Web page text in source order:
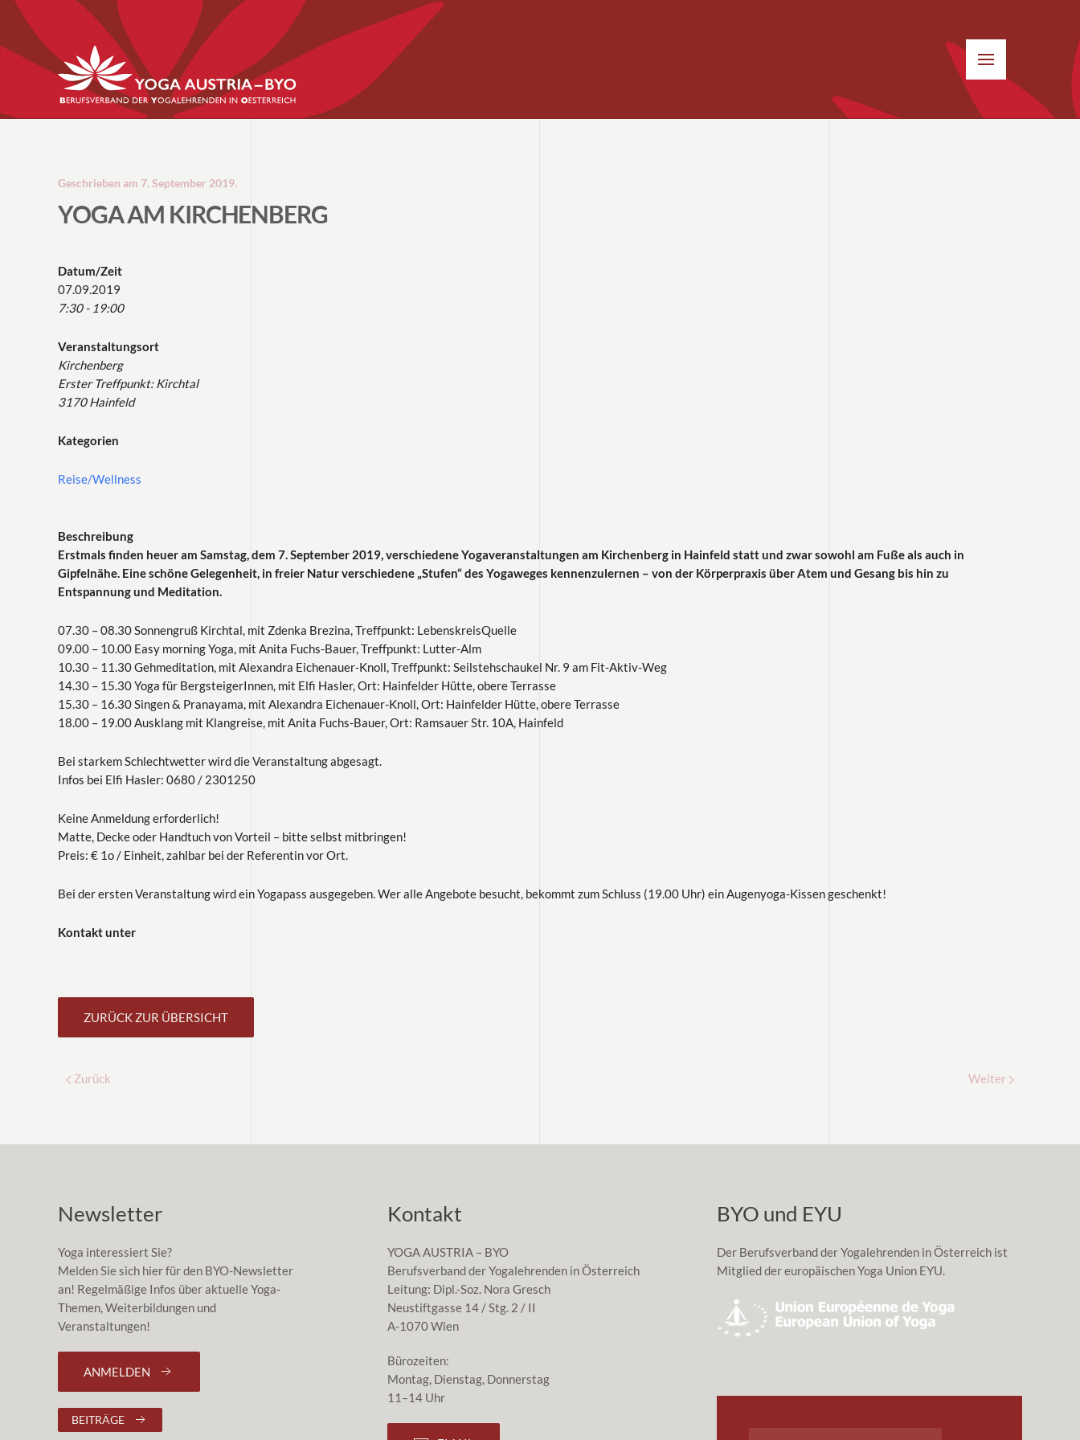
Geschrieben am 7. September 2019.
YOGA AM KIRCHENBERG
Datum/Zeit
07.09.2019
7:30 - 19:00
Veranstaltungsort
Kirchenberg
Erster Treffpunkt: Kirchtal
3170 Hainfeld
Kategorien
Reise/Wellness
Beschreibung
Erstmals finden heuer am Samstag, dem 7. September 2019, verschiedene Yogaveranstaltungen am Kirchenberg in Hainfeld statt und zwar sowohl am Fuße als auch in
Gipfelnähe. Eine schöne Gelegenheit, in freier Natur verschiedene „Stufen“ des Yogaweges kennenzulernen – von der Körperpraxis über Atem und Gesang bis hin zu
Entspannung und Meditation.
07.30 – 08.30 Sonnengruß Kirchtal, mit Zdenka Brezina, Treffpunkt: LebenskreisQuelle
09.00 – 10.00 Easy morning Yoga, mit Anita Fuchs-Bauer, Treffpunkt: Lutter-Alm
10.30 – 11.30 Gehmeditation, mit Alexandra Eichenauer-Knoll, Treffpunkt: Seilstehschaukel Nr. 9 am Fit-Aktiv-Weg
14.30 – 15.30 Yoga für BergsteigerInnen, mit Elfi Hasler, Ort: Hainfelder Hütte, obere Terrasse
15.30 – 16.30 Singen & Pranayama, mit Alexandra Eichenauer-Knoll, Ort: Hainfelder Hütte, obere Terrasse
18.00 – 19.00 Ausklang mit Klangreise, mit Anita Fuchs-Bauer, Ort: Ramsauer Str. 10A, Hainfeld
Bei starkem Schlechtwetter wird die Veranstaltung abgesagt.
Infos bei Elfi Hasler: 0680 / 2301250
Keine Anmeldung erforderlich!
Matte, Decke oder Handtuch von Vorteil – bitte selbst mitbringen!
Preis: € 1o / Einheit, zahlbar bei der Referentin vor Ort.
Bei der ersten Veranstaltung wird ein Yogapass ausgegeben. Wer alle Angebote besucht, bekommt zum Schluss (19.00 Uhr) ein Augenyoga-Kissen geschenkt!
Kontakt unter
ZURÜCK ZUR ÜBERSICHT
Zurück Weiter
Newsletter
Yoga interessiert Sie?
Melden Sie sich hier für den BYO-Newsletter
an! Regelmäßige Infos über aktuelle Yoga-
Themen, Weiterbildungen und
Veranstaltungen!
ANMELDEN
BEITRÄGE
Kontakt
YOGA AUSTRIA – BYO
Berufsverband der Yogalehrenden in Österreich
Leitung: Dipl.-Soz. Nora Gresch
Neustiftgasse 14 / Stg. 2 / II
A-1070 Wien
Bürozeiten:
Montag, Dienstag, Donnerstag
11–14 Uhr
BYO und EYU
Der Berufsverband der Yogalehrenden in Österreich ist
Mitglied der europäischen Yoga Union EYU.